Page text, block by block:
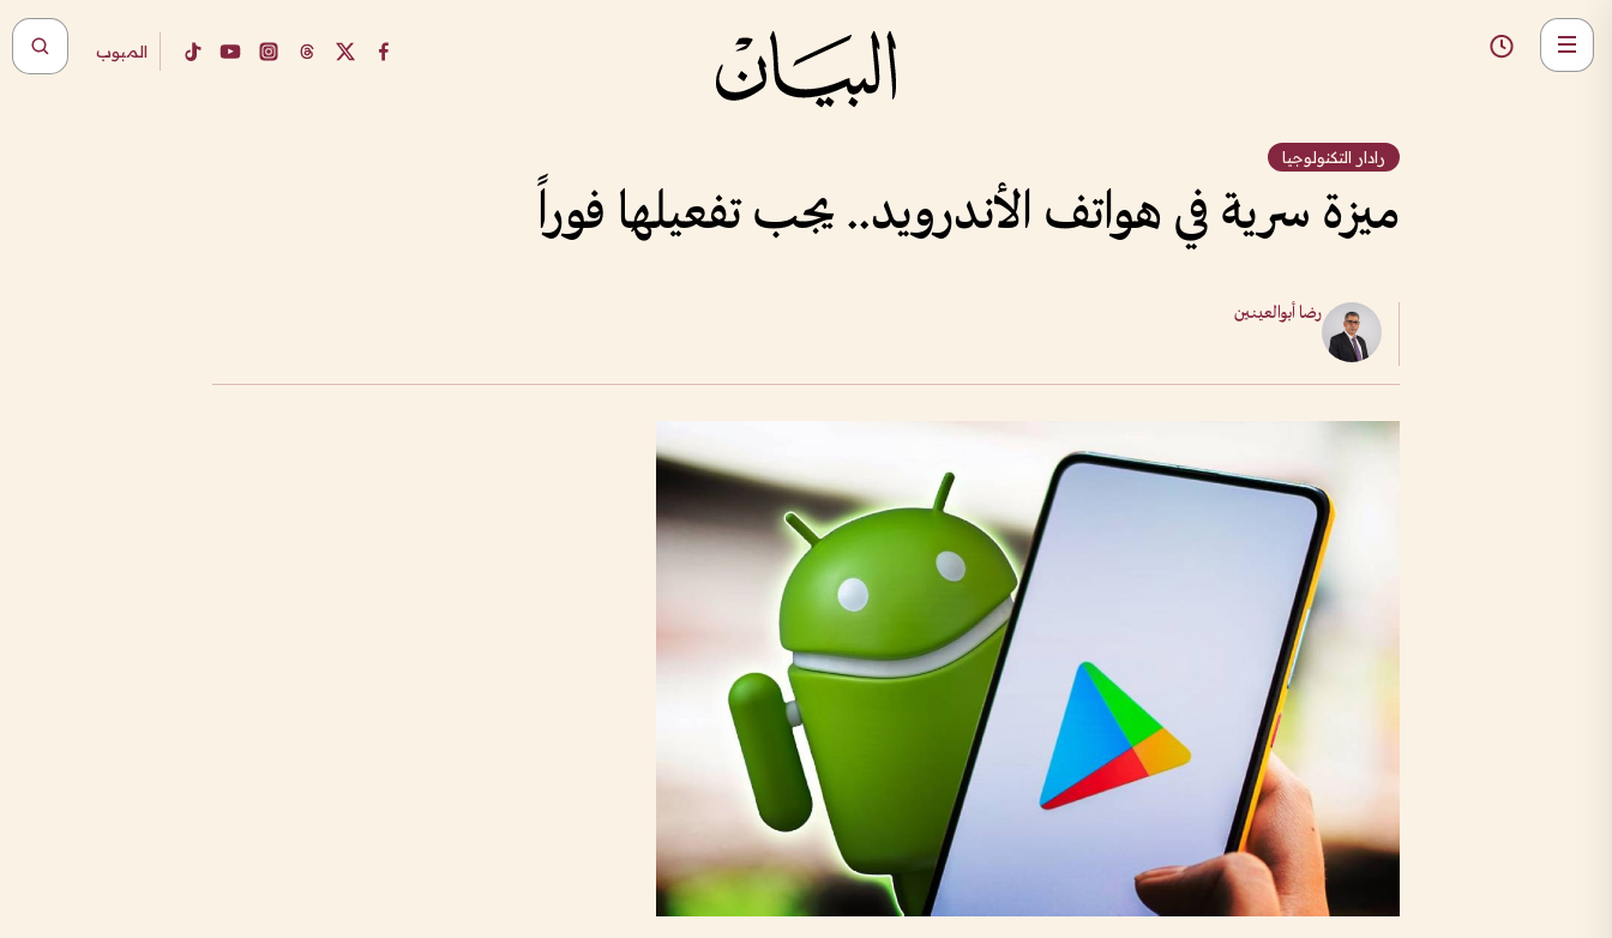
المبوب
رادار التكنولوجيا
ميزة سرية في هواتف الأندرويد.. يجب تفعيلها فوراً
رضا أبوالعينين